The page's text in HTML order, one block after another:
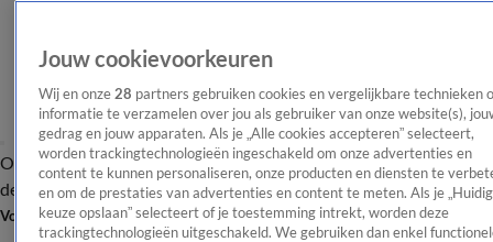
OverzichtAfleveringen Entertainment TV Algemeen
Tip
de redactieNieuwsbrief
Volg Shownieuws
Jouw cookievoorkeuren
Wij en onze 28 partners gebruiken cookies en vergelijkbare technieken
informatie te verzamelen over jou als gebruiker van onze website(s),
gedrag en jouw apparaten. Als je „Alle cookies accepteren” selecteert,
worden trackingtechnologieën ingeschakeld om onze advertenties en
content te kunnen personaliseren, onze producten en diensten te
en om de prestaties van advertenties en content te meten. Als je
keuze opslaan” selecteert of je toestemming intrekt, worden deze
trackingtechnologieën uitgeschakeld. We gebruiken dan enkel